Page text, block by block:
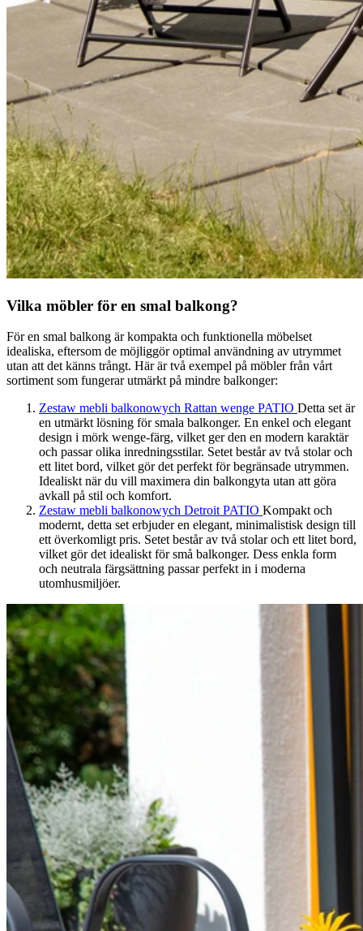
Vilka möbler för en smal balkong?
För en smal balkong är kompakta och funktionella möbelset
idealiska, eftersom de möjliggör optimal användning av utrymmet
utan att det känns trångt. Här är två exempel på möbler från vårt
sortiment som fungerar utmärkt på mindre balkonger:
Zestaw mebli balkonowych Rattan wenge PATIO Detta set är
en utmärkt lösning för smala balkonger. En enkel och elegant
design i mörk wenge-färg, vilket ger den en modern karaktär
och passar olika inredningsstilar. Setet består av två stolar och
ett litet bord, vilket gör det perfekt för begränsade utrymmen.
Idealiskt när du vill maximera din balkongyta utan att göra
avkall på stil och komfort.
Zestaw mebli balkonowych Detroit PATIO Kompakt och
modernt, detta set erbjuder en elegant, minimalistisk design till
ett överkomligt pris. Setet består av två stolar och ett litet bord,
vilket gör det idealiskt för små balkonger. Dess enkla form
och neutrala färgsättning passar perfekt in i moderna
utomhusmiljöer.